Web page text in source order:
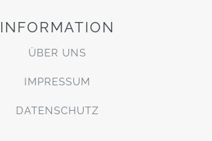
INFORMATION
ÜBER UNS
IMPRESSUM
DATENSCHUTZ